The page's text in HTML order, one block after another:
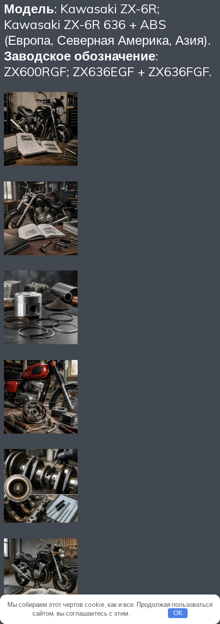
Модель: Kawasaki ZX-6R;
Kawasaki ZX-6R 636 + ABS
(Европа, Северная Америка, Азия).
Заводское обозначение:
ZX600RGF; ZX636EGF + ZX636FGF.
Мы собираем этот чертов cookie, как и все. Продолжая пользоваться
сайтом, вы соглашаетесь с этим.
OK